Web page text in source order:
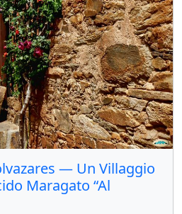
— Un Villaggio
Maragato “Al